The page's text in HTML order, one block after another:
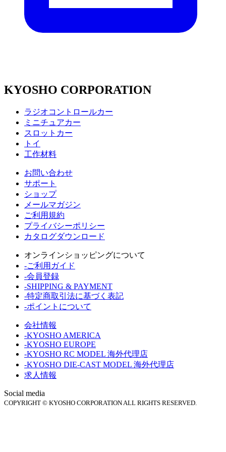
KYOSHO CORPORATION
ラジオコントロールカー
ミニチュアカー
スロットカー
トイ
工作材料
お問い合わせ
サポート
ショップ
メールマガジン
ご利用規約
プライバシーポリシー
カタログダウンロード
オンラインショッピングについて
-ご利用ガイド
-会員登録
-SHIPPING & PAYMENT
-特定商取引法に基づく表記
-ポイントについて
会社情報
-KYOSHO AMERICA
-KYOSHO EUROPE
-KYOSHO RC MODEL 海外代理店
-KYOSHO DIE-CAST MODEL 海外代理店
求人情報
Social media
COPYRIGHT © KYOSHO CORPORATION ALL RIGHTS RESERVED.